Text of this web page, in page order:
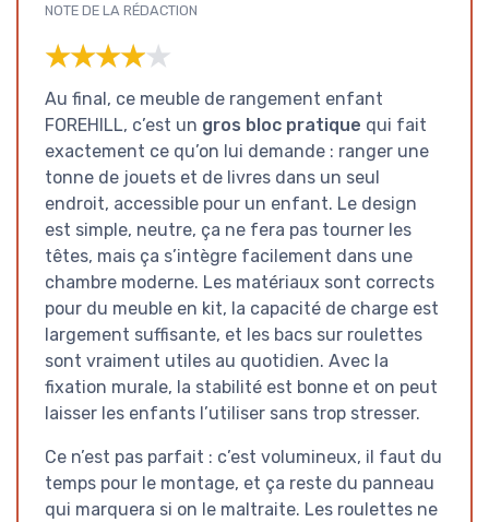
NOTE DE LA RÉDACTION
★★★★★
★★★★★
Au final, ce meuble de rangement enfant
FOREHILL, c’est un gros bloc pratique qui fait
exactement ce qu’on lui demande : ranger une
tonne de jouets et de livres dans un seul
endroit, accessible pour un enfant. Le design
est simple, neutre, ça ne fera pas tourner les
têtes, mais ça s’intègre facilement dans une
chambre moderne. Les matériaux sont corrects
pour du meuble en kit, la capacité de charge est
largement suffisante, et les bacs sur roulettes
sont vraiment utiles au quotidien. Avec la
fixation murale, la stabilité est bonne et on peut
laisser les enfants l’utiliser sans trop stresser.
Ce n’est pas parfait : c’est volumineux, il faut du
temps pour le montage, et ça reste du panneau
qui marquera si on le maltraite. Les roulettes ne